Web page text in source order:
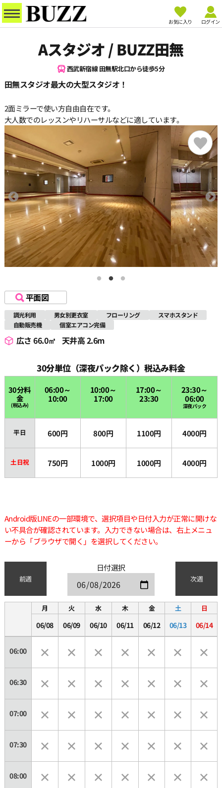
お気に入り ログイン
Aスタジオ / BUZZ田無
西武新宿線 田無駅北口から徒歩5分
田無スタジオ最大の大型スタジオ！
2面ミラーで使い方自由自在です。
大人数でのレッスンやリハーサルなどに適しています。
平面図
調光利用 男女別更衣室 フローリング
スマホスタンド
自動販売機
個室エアコン完備
広さ 66.0㎡ 天井高 2.6m
30分単位（深夜パック除く）税込み料金
30分料
金
(税込み)
06:00～
10:00
10:00～
17:00
17:00～
23:30
23:30～
06:00
深夜パック
平日 600円 800円 1100円 4000円
土日祝 750円 1000円 1000円 4000円
Android版LINEの一部環境で、選択項目や日付入力が正常に開けな
い不具合が確認されています。入力できない場合は、右上メニュ
ーから「ブラウザで開く」を選択してください。
前週
日付選択
次週
月
06/08
火
06/09
水
06/10
木
06/11
金
06/12
土
06/13
日
06/14
06:00
06:30
07:00
07:30
08:00